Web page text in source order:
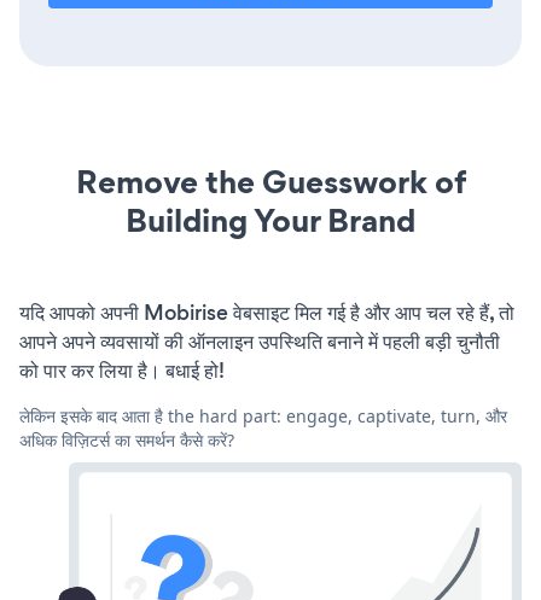
Remove the Guesswork of
Building Your Brand
यदि आपको अपनी Mobirise वेबसाइट मिल गई है और आप चल रहे हैं, तो
आपने अपने व्यवसायों की ऑनलाइन उपस्थिति बनाने में पहली बड़ी चुनौती
को पार कर लिया है। बधाई हो!
लेकिन इसके बाद आता है the hard part: engage, captivate, turn, और
अधिक विज़िटर्स का समर्थन कैसे करें?